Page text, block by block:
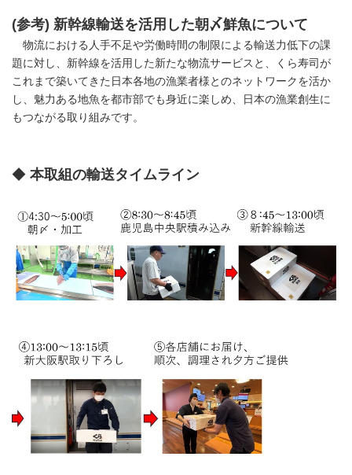
(参考) 新幹線輸送を活用した朝〆鮮魚について
物流における人手不足や労働時間の制限による輸送力低下の課
題に対し、新幹線を活用した新たな物流サービスと、くら寿司が
これまで築いてきた日本各地の漁業者様とのネットワークを活か
し、魅力ある地魚を都市部でも身近に楽しめ、日本の漁業創生に
もつながる取り組みです。
◆ 本取組の輸送タイムライン